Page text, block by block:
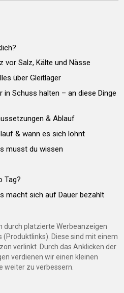
vor Salz, Kälte und Nässe
über Gleitlager
in Schuss halten – an diese Dinge
& Ablauf
& wann es sich lohnt
musst du wissen
Tag?
macht sich auf Dauer bezahlt
durch platzierte Werbeanzeigen
Diese sind mit einem
verlinkt. Durch das Anklicken der
verdienen wir einen kleinen
weiter zu verbessern.